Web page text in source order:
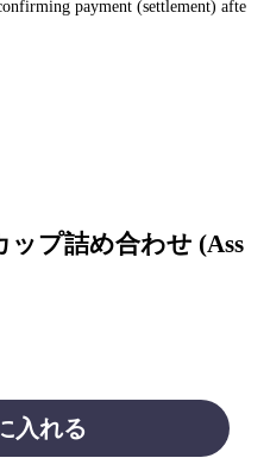
ップ詰め合わせ (Ass
入れる
payment (settlement) afte